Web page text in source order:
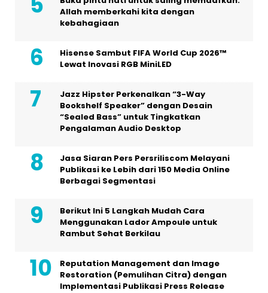
Allah memberkahi kita dengan
kebahagiaan
Hisense Sambut FIFA World Cup 2026™
Lewat Inovasi RGB MiniLED
Jazz Hipster Perkenalkan “3-Way
Bookshelf Speaker” dengan Desain
“Sealed Bass” untuk Tingkatkan
Pengalaman Audio Desktop
Jasa Siaran Pers Persriliscom Melayani
Publikasi ke Lebih dari 150 Media Online
Berbagai Segmentasi
Berikut Ini 5 Langkah Mudah Cara
Menggunakan Lador Ampoule untuk
Rambut Sehat Berkilau
Reputation Management dan Image
Restoration (Pemulihan Citra) dengan
Implementasi Publikasi Press Release